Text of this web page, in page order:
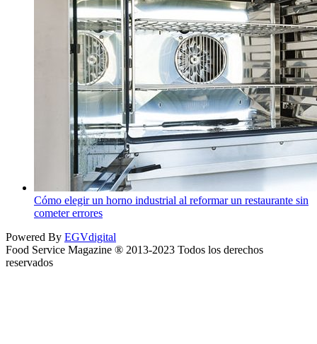
Cómo elegir un horno industrial al reformar un restaurante sin
cometer errores
Powered By EGVdigital
Food Service Magazine ® 2013-2023 Todos los derechos
reservados